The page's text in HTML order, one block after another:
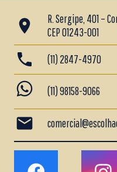
place
R. Sergipe, 401 –
CEP 01243-001
phone (11) 2847-4970
whatsapp (11) 98158-9066
mail